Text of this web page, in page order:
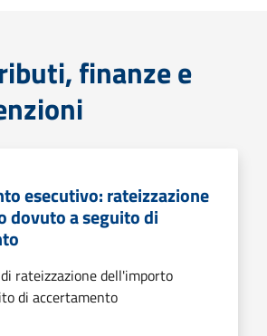
finanze e
esecutivo: rateizzazione
dovuto a seguito di
rateizzazione dell'importo
di accertamento